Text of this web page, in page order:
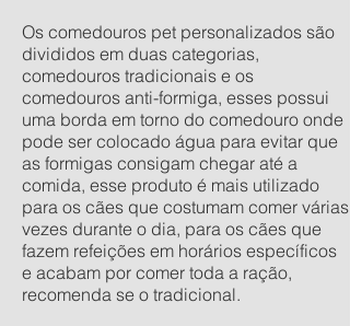
Os comedouros pet personalizados são
divididos em duas categorias,
comedouros tradicionais e os
comedouros anti-formiga, esses possui
uma borda em torno do comedouro onde
pode ser colocado água para evitar que
as formigas consigam chegar até a
comida, esse produto é mais utilizado
para os cães que costumam comer várias
vezes durante o dia, para os cães que
fazem refeições em horários específicos
e acabam por comer toda a ração,
recomenda se o tradicional.